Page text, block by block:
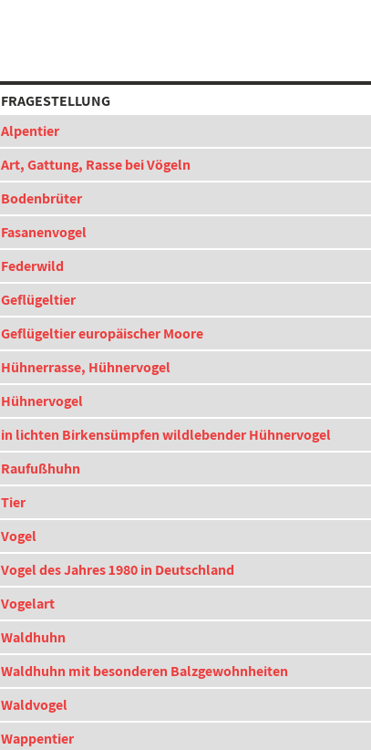
FRAGESTELLUNG
Alpentier
Art, Gattung, Rasse bei Vögeln
Bodenbrüter
Fasanenvogel
Federwild
Geflügeltier
Geflügeltier europäischer Moore
Hühnerrasse, Hühnervogel
Hühnervogel
in lichten Birkensümpfen wildlebender Hühnervogel
Raufußhuhn
Tier
Vogel
Vogel des Jahres 1980 in Deutschland
Vogelart
Waldhuhn
Waldhuhn mit besonderen Balzgewohnheiten
Waldvogel
Wappentier